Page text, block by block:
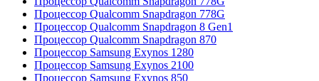
Процессор Qualcomm Snapdragon 778G
Процессор Qualcomm Snapdragon 8 Gen1
Процессор Qualcomm Snapdragon 870
Процессор Samsung Exynos 1280
Процессор Samsung Exynos 2100
Процессор Samsung Exynos 850